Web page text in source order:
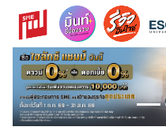
Skip
content
Search
for: